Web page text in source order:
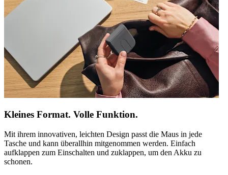
Kleines Format. Volle Funktion.
Mit ihrem innovativen, leichten Design passt die Maus in jede
Tasche und kann überallhin mitgenommen werden. Einfach
aufklappen zum Einschalten und zuklappen, um den Akku zu
schonen.